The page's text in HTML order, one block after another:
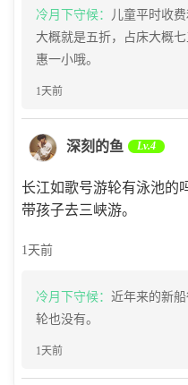
冷月下守候：
儿童平时收
大概就是五折，占床大概
惠一小哦。
1天前
深刻的鱼 Lv.4
长江如歌号游轮有泳池的
带孩子去三峡游。
1天前
冷月下守候： 近年来的新
轮也没有。
1天前